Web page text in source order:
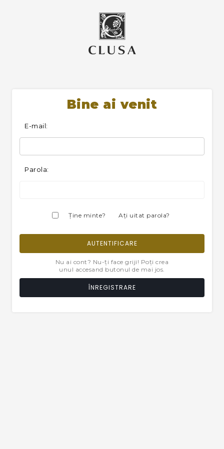
Bine ai venit
E-mail:
Parola:
Ţine minte? Aţi uitat parola?
AUTENTIFICARE
Nu ai cont? Nu-ți face griji! Poți crea
unul accesand butonul de mai jos.
ÎNREGISTRARE